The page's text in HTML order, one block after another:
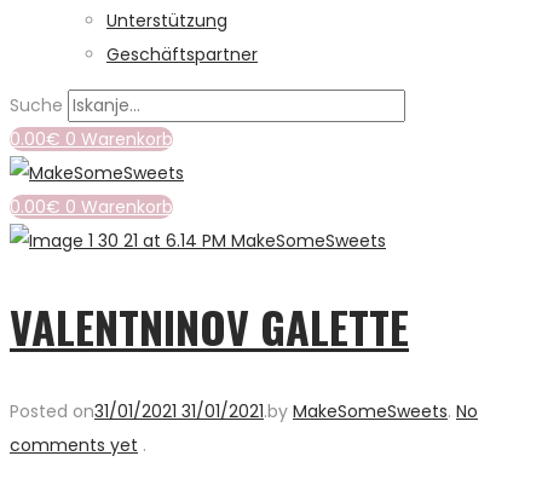
Unterstützung
Geschäftspartner
Suche
0.00€ 0 Warenkorb
0.00€ 0 Warenkorb
VALENTNINOV GALETTE
Posted on31/01/2021 31/01/2021.by MakeSomeSweets. No
comments yet .